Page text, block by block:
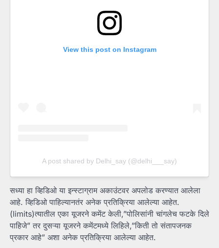
View this post on Instagram
A post shared by Delhi_say (@delhi___say)
सध्या हा व्हिडिओ या इन्स्टाग्राम अकाउंटवर अपलोड करण्यात आलेला
आहे. व्हिडिओ पाहिल्यानतंर अनेक प्रतिक्रिया आलेल्या आहेत.
(limits)त्यातील एका यूजरने कमेंट केली,”पोलिसांनी चांगलेच फटके दिले
पाहिजे” तर दुसऱ्या यूजरने कमेंटमध्ये लिहिले,”किती तो संतापजनक
प्रकार आहे” अशा अनेक प्रतिक्रिया आलेल्या आहेत.